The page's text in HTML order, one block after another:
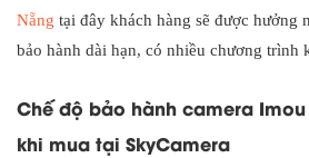
Nẵng tại đây khách hàng sẽ được hưởng
bảo hành dài hạn, có nhiều chương
Chế độ bảo hành camera Imou
khi mua tại SkyCamera